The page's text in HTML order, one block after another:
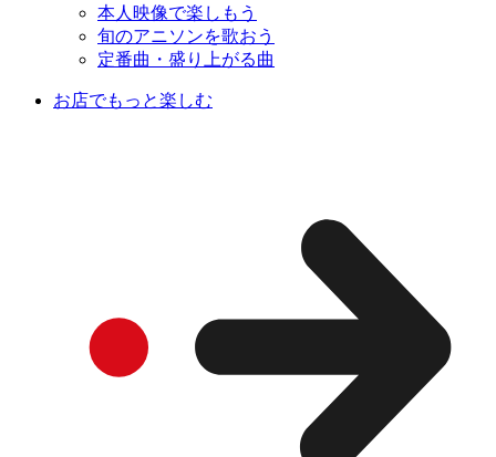
本人映像で楽しもう
旬のアニソンを歌おう
定番曲・盛り上がる曲
お店でもっと楽しむ